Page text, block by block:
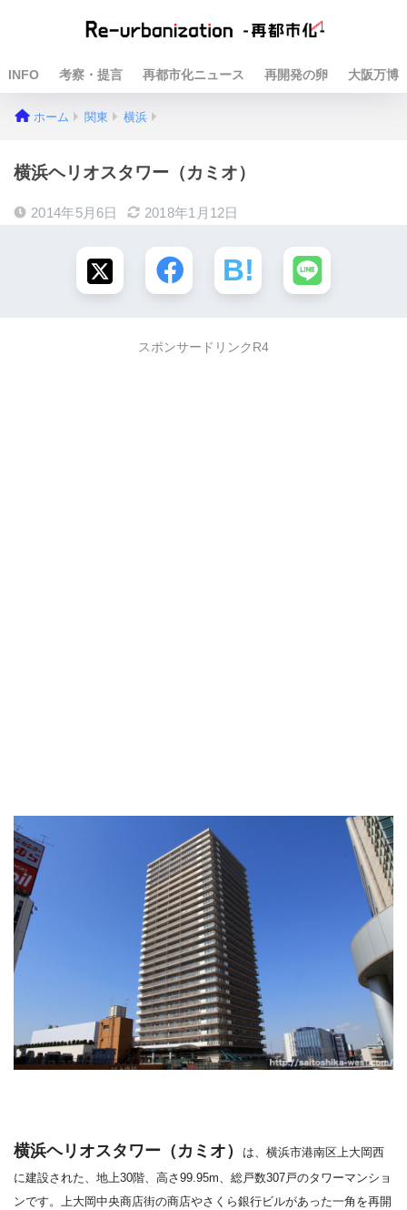
INFO 考察・提言 再都市化ニュース 再開発の卵 大阪万博
ホーム 関東 横浜
横浜ヘリオスタワー（カミオ）
2014年5月6日 2018年1月12日
スポンサードリンクR4
横浜ヘリオスタワー（カミオ）
は、横浜市港南区上大岡西
に建設された、 地上30階、高さ99.95m、総戸数307戸のタワーマンショ
ンです。 上大岡中央商店街の商店やさくら銀行ビルがあった一角を再開